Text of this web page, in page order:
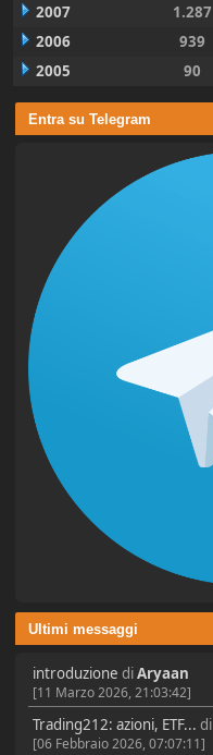
Entra su Telegram
Ultimi messaggi
introduzione diAryaan
[11 Marzo 2026, 21:03:42]
Trading212: azioni, ETF... di
[06 Febbraio 2026, 07:07:11]
2007
1.287
2006
939
2005
90